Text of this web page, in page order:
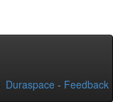
Duraspace - Feedback